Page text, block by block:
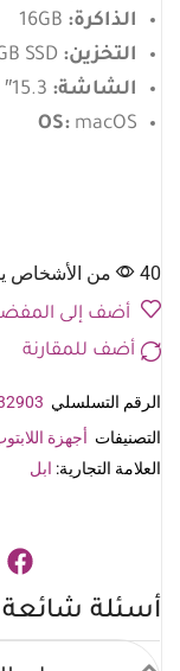
الذاكرة:
التخزين:
الشاشة:
OS: macOS
40 من الأشخاص يشاهدون هذا المنتج الآن
أضف إلى
أضف للمقارنة
الرقم التسلسلي
التصنيفات أجهزة
العلامة التجارية: ابل
أسئلة شائعة